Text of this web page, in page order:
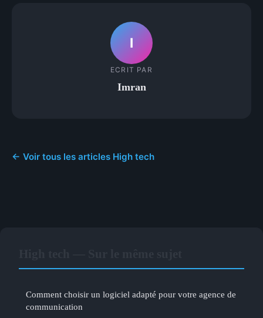
I
ECRIT PAR
Imran
← Voir tous les articles High tech
Comment choisir un logiciel adapté pour votre agence de
communication